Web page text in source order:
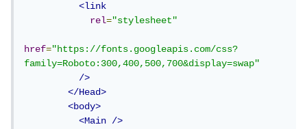
<link
rel="stylesheet"
href="https://fonts.googleapis.com/css?
family=Roboto:300,400,500,700&display=swap"
/>
</Head>
<body>
<Main
/>